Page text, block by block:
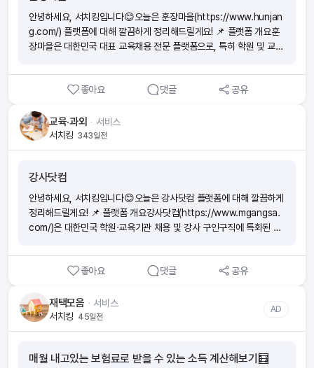
점: 선생님 랭킹 반영 → 상위 노출 & 인기 선생님 선정 → 매칭 기회
증가 📊 규모 및 시장 포지셔닝⦁ 회원 수: 2025년 기준, 등록 선생님
만 60만 명 돌파⦁ 차별성: 무료 매칭, 투명한 과외비, 다양한 과목·스타
⦁ 안전성 강화: 철저한 인증·신고 시스템 + 안전장소 안내⦁ 부가 서비
운영 🔎 평가 및 한계👍 강점⦁ 다양한 선택권⦁ 투명한 가격 구조⦁ 신속
한 매칭⦁ 모바일 최적화 UX⦁ 랭킹·후기 기반 신뢰도 👎 단점⦁ 첫 달 2
5% 수수료 부담⦁ 엄격한 관리 정책으로 일부 불만 발생 ✅ 정리김과외
플랫폼이에요.학생에게는 맞춤형 선생님을, 선생님에게는 새로운 기회
안녕하세요, 서치킹입니다😊오늘은 훈장마을(https://www.hunjan
g.com/) 플랫폼에 대해 깔끔하게 정리해드릴게요! 📌 플랫폼 개요훈
장마을은 대한민국 대표 교육채용 전문 플랫폼으로, 특히 학원 및 교육
교육 밀집지역을 포함해 전국 단위로 채용 공고가 올라오며,국어·영어·
수학·과학 등 주요 과목 강사부터 교육기획·교재개발·상담·행정까지다
용 정보 제공: 인기 채용, 공고 마감일, 근무지역, 모집 분야, 급여 조건
등을 상세히 노출 ⦁ 채용 광고 상품(유료): 학원·교육기업이 공고를 눈
에 띄게 노출할 수 있는 광고 시스템 운영스페셜 TOP: 3일 266,000
3,000원 (VAT 포함)지역 플러스, 포커스 등 옵션 다양화 ⦁직군별 채
용: 강사 외에도 상담직·운영직·교육기획·교재개발까지 확대 ⦁맞춤 검
색·알림: 구직자는 자신에게 맞는 포지션을 빠르게 탐색 가능 🎯 타겟
유저 & 경쟁력⦁ 주요 타겟학원장 및 교육기업 인사담당자 (채용 광고
→ 안정적인 유료 광고 매출 구조교육직군 DB 집중 → 일반 채용 포털
장의 독립형 선도 플랫폼으로 자리 잡고 있습니다.B2B 채용 광고·배너
상품 + B2C 구직자 검색/알림 시스템이 결합된 트윈 구조가 핵심 강
점이에요. ✅ 요약⦁ 분야: 교육채용 전문 플랫폼⦁ 차별화 요소: 사교육·
P, 포커스, 지역플러스 등)⦁ 핵심 가치: 학원/교육기업과 강사·교육전문
좋아요 댓글 공유
교육·과외 ᆞ 서비스
서치킹 343일전
강사닷컴
안녕하세요, 서치킹입니다😊오늘은 강사닷컴 플랫폼에 대해 깔끔하게
정리해드릴게요! 📌 플랫폼 개요강사닷컴(https://www.mgangsa.
com/)은 대한민국 학원·교육기관 채용 및 강사 구인구직에 특화된 플
의 채용공고가 등록되고, 구직자는 과목·지역·분야별 맞춤형 탐색이 가
능합니다. 📚 플랫폼 정의강사닷컴은 학원·교육기관과 강사·교직원을
이터베이스 열람 기능을 통해 실질적인 매칭률을 높이는 구조를 가지
고 있어요. 🏢 운영사 정보운영사: (주)강사닷컴주요 사업: 교육 인재
채용 플랫폼 운영서비스 영역: 전국 학원 및 교육기업 대상 채용정보
↓✅ 지역·성별·경력 등 세부 필터 기반 인재 검색 가능✅ 스카우트 기
좋아요 댓글 공유
재택모음 ᆞ 서비스
서치킹 45일전
AD
매월 내고있는 보험료로 받을 수 있는 소득 계산해보기🧮